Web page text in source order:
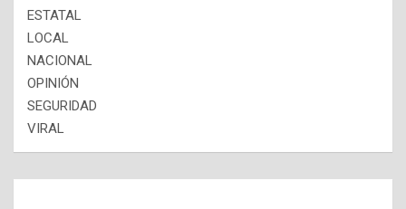
ESTATAL
LOCAL
NACIONAL
OPINIÓN
SEGURIDAD
VIRAL